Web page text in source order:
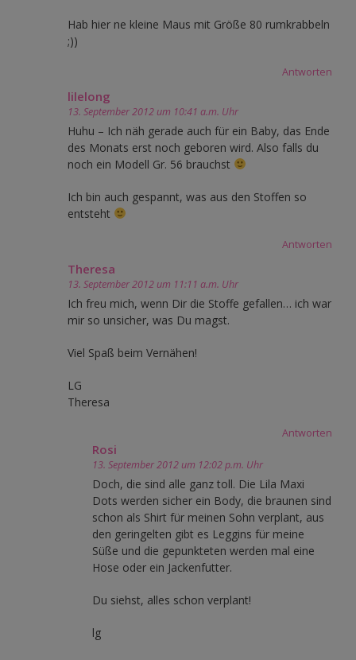
Hab hier ne kleine Maus mit Größe 80 rumkrabbeln
;))
Antworten
lilelong
13. September 2012 um 10:41 a.m. Uhr
Huhu – Ich näh gerade auch für ein Baby, das Ende
des Monats erst noch geboren wird. Also falls du
noch ein Modell Gr. 56 brauchst
Ich bin auch gespannt, was aus den Stoffen so
entsteht
Antworten
Theresa
13. September 2012 um 11:11 a.m. Uhr
Ich freu mich, wenn Dir die Stoffe gefallen… ich war
mir so unsicher, was Du magst.
Viel Spaß beim Vernähen!
LG
Theresa
Antworten
Rosi
13. September 2012 um 12:02 p.m. Uhr
Doch, die sind alle ganz toll. Die Lila Maxi
Dots werden sicher ein Body, die braunen sind
schon als Shirt für meinen Sohn verplant, aus
den geringelten gibt es Leggins für meine
Süße und die gepunkteten werden mal eine
Hose oder ein Jackenfutter.
Du siehst, alles schon verplant!
lg